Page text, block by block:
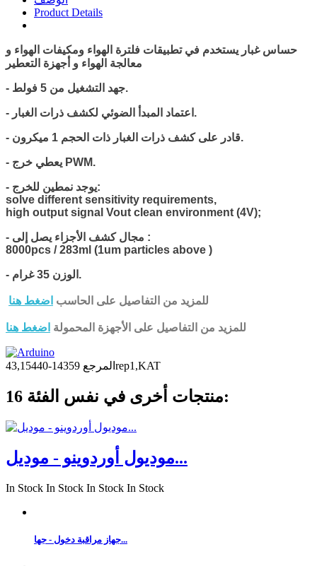
Product Details
حساس غبار يستخدم في تطبيقات فلترة الهواء ومكيفات الهواء و
- جهد التشغيل من 5 فولط.
- اعتماد المبدأ الضوئي لكشف ذرات الغبار.
- قادر على كشف ذرات الغبار ذات الحجم 1 ميكرون.
- يعطي خرج PWM.
- يوجد نمطين للخرج:
solve different sensitivity requirements,
high output signal Vout clean environment (4V);
- مجال كشف الأجزاء يصل إلى :
8000pcs / 283ml (1um particles above )
- الوزن 35 غرام.
للمزيد من التفاصيل على الحاسب اضغط هنا
للمزيد من التفاصيل على الأجهزة المحمولة اضغط هنا
المرجع 14359-43,15440rep1,KAT
16 منتجات أخرى في نفس الفئة:
موديول أوردوينو - موديل...
In Stock In Stock In Stock In Stock
جهاز مراقبة دخول - جها...